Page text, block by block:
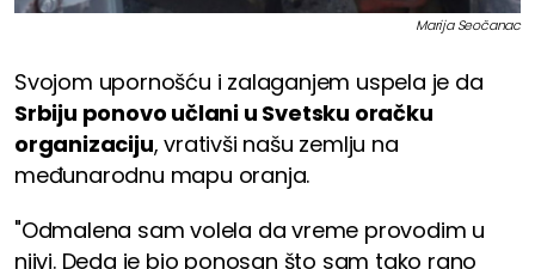
Marija Seočanac
Svojom upornošću i zalaganjem uspela je da
Srbiju ponovo učlani u Svetsku oračku
organizaciju, vrativši našu zemlju na
međunarodnu mapu oranja.
"Odmalena sam volela da vreme provodim u
njivi. Deda je bio ponosan što sam tako rano